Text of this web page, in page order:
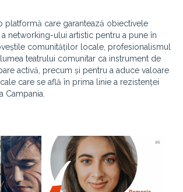
platformă care garantează obiectivele
networking-ului artistic pentru a pune în
comunităților locale, profesionalismul
teatrului comunitar ca instrument de
activă, precum și pentru a aduce valoare
care se află în prima linie a rezistenței
Campania.